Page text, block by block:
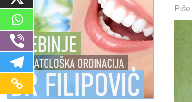
Piše: